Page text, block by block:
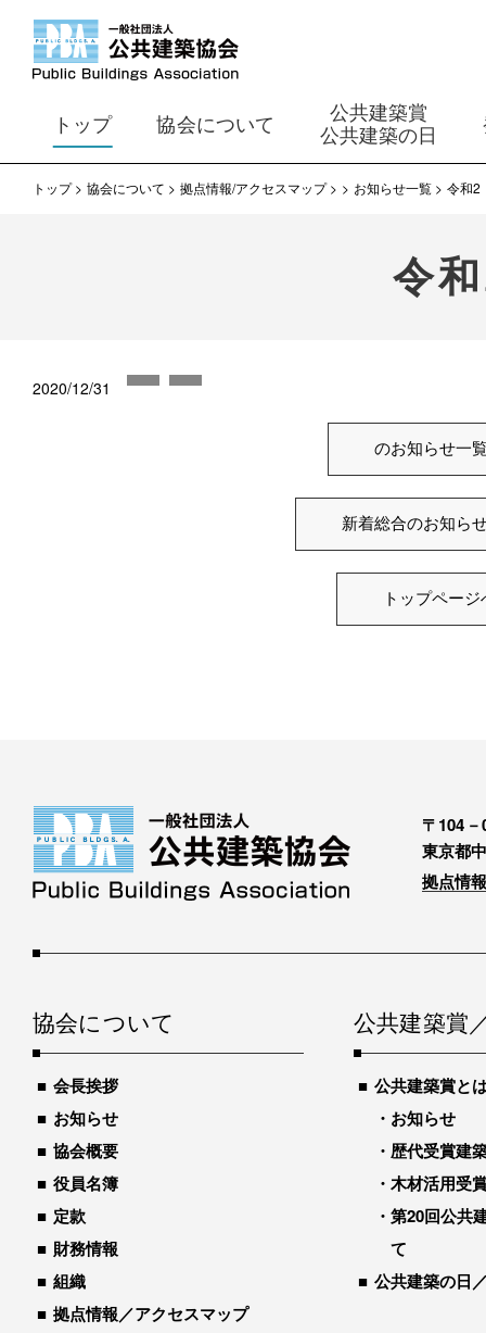
トップ 協会について
公共建築賞
公共建築の日
トップ 協会について 拠点情報/アクセスマップ お知らせ一覧 令和2
令
2020/12/31
のお知らせ一
新着総合のお知ら
トップページ
〒104－
東京都
拠点情
協会について
会長挨拶
お知らせ
協会概要
役員名簿
定款
財務情報
組織
拠点情報／アクセスマップ
公共建築賞
公共建築賞と
お知らせ
歴代受賞建
木材活用受
第20回公共
て
公共建築の日